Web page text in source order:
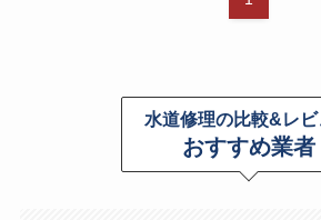
水道修理の比較&レ
おすすめ業者